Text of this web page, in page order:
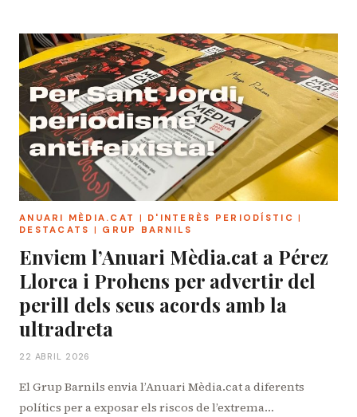
ANUARI MÈDIA.CAT | D'INTERÈS PERIODÍSTIC |
DESTACATS | GRUP BARNILS
Enviem l’Anuari Mèdia.cat a Pérez
Llorca i Prohens per advertir del
perill dels seus acords amb la
ultradreta
22 ABRIL 2026
El Grup Barnils envia l’Anuari Mèdia.cat a diferents
polítics per a exposar els riscos de l’extrema…